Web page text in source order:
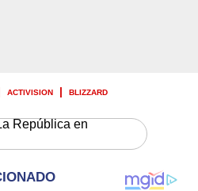
ACTIVISION BLIZZARD
República en